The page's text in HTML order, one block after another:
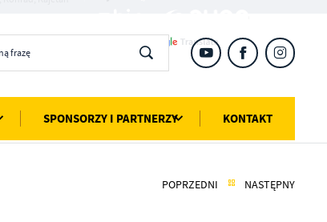
SPONSORZY I PARTNERZY KONTAKT
POPRZEDNI NASTĘPNY